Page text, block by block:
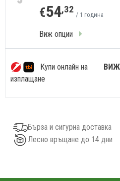
€54,32 / 1 година
Виж опции
Купи онлайн на
изплащане
Бърза и сигурна доставка
Лесно връщане до 14 дни